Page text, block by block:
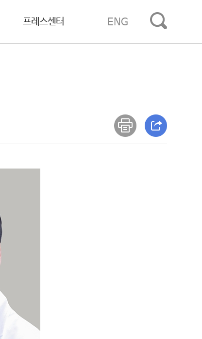
프레스센터 ENG